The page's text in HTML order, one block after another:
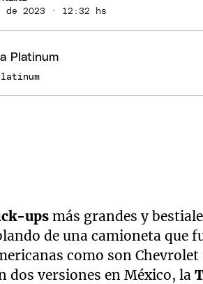
de 2023 · 12:32 hs
ups más grandes y
de una camioneta que
como son Chevrolet
dos versiones en México, la